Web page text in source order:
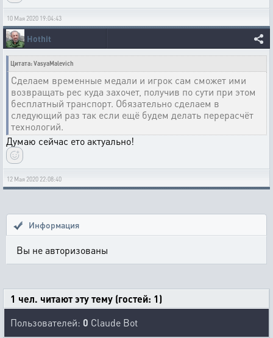
10 Мая 2020 19:04:43
Hothit
Цитата: VasyaMalevich
Сделаем временные медали и игрок сам сможет ими
возвращать рес куда захочет, получив по сути при этом
бесплатный транспорт. Обязательно сделаем в
следующий раз так если ещё будем делать перерасчёт
технологий.
Думаю сейчас ето актуально!
12 Мая 2020 22:08:40
Информация
Вы не авторизованы
1 чел. читают эту тему (гостей: 1)
Пользователей: 0 Claude Bot